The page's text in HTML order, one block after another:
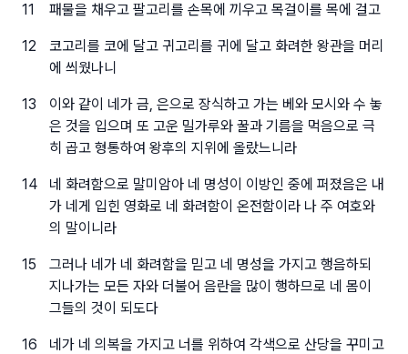
11 패물을 채우고 팔고리를 손목에 끼우고 목걸이를 목에 걸고
12
코고리를 코에 달고 귀고리를 귀에 달고 화려한 왕관을 머리
에 씌웠나니
13
이와 같이 네가 금, 은으로 장식하고 가는 베와 모시와 수 놓
은 것을 입으며 또 고운 밀가루와 꿀과 기름을 먹음으로 극
히 곱고 형통하여 왕후의 지위에 올랐느니라
14
네 화려함으로 말미암아 네 명성이 이방인 중에 퍼졌음은 내
가 네게 입힌 영화로 네 화려함이 온전함이라 나 주 여호와
의 말이니라
15
그러나 네가 네 화려함을 믿고 네 명성을 가지고 행음하되
지나가는 모든 자와 더불어 음란을 많이 행하므로 네 몸이
그들의 것이 되도다
16
네가 네 의복을 가지고 너를 위하여 각색으로 산당을 꾸미고